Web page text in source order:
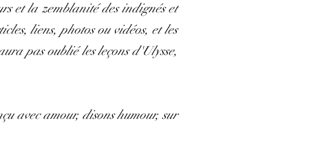
et la zemblanité des indignés et
liens, photos ou vidéos, et les
pas oublié les leçons d'Ulysse,
avec amour, disons humour, sur